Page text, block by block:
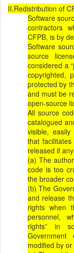
II.Redistribution of
Software
contractors
CFPB, is by
Software
source
considered a
copyrighted,
protected by
and must be
open-source
All source
catalogued
visible,
that
released if
(a) The
code is too
the broader
(b) The
and release
rights when
personnel,
rights” in
modified by